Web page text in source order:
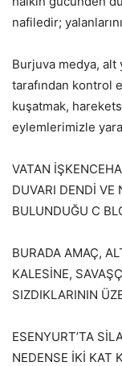
nafiledir;
Burjuva medya, alt
tarafından kontrol
kuşatmak,
eylemlerimizle
VATAN
DUVARI DENDİ VE
BULUNDUĞU C
BURADA AMAÇ,
KALESİNE,
SIZDIKLARININ
ESENYURT’TA
NEDENSE İKİ KAT